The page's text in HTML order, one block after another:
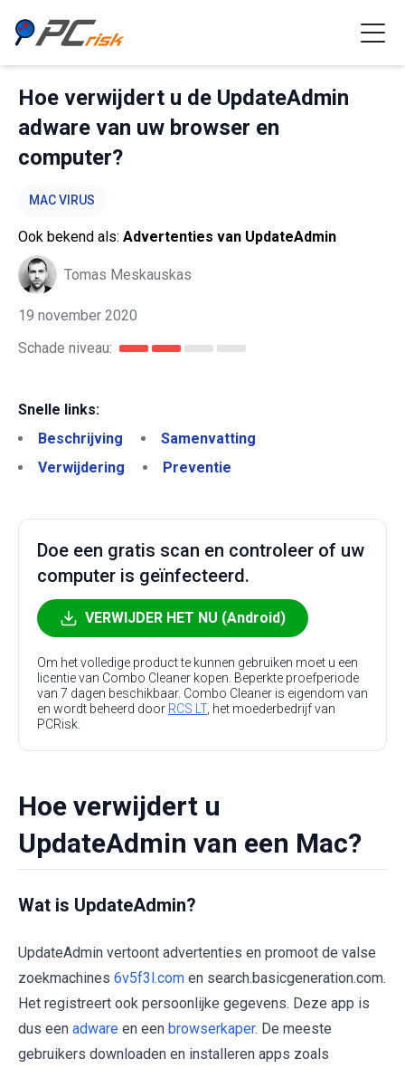
Hoe verwijdert u de UpdateAdmin
adware van uw browser en
computer?
MAC VIRUS
Ook bekend als: Advertenties van UpdateAdmin
Tomas Meskauskas
19 november 2020
Schade niveau:
Snelle links:
Beschrijving
Samenvatting
Verwijdering
Preventie
Doe een gratis scan en controleer of uw
computer is geïnfecteerd.
VERWIJDER HET NU (Android)
Om het volledige product te kunnen gebruiken moet u een
licentie van Combo Cleaner kopen. Beperkte proefperiode
van 7 dagen beschikbaar. Combo Cleaner is eigendom van
en wordt beheerd door RCS LT, het moederbedrijf van
PCRisk.
Hoe verwijdert u
UpdateAdmin van een Mac?
Wat is UpdateAdmin?
UpdateAdmin vertoont advertenties en promoot de valse
zoekmachines 6v5f3l.com en search.basicgeneration.com.
Het registreert ook persoonlijke gegevens. Deze app is
dus een adware en een browserkaper. De meeste
gebruikers downloaden en installeren apps zoals